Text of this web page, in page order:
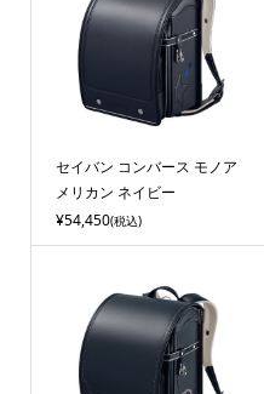
セイバン コンバース モノア
メリカン ネイビー
¥54,450(税込)